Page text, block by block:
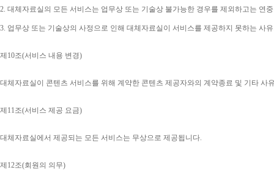
2. 대체자료실의 모든 서비스는 업무상 또는 기술상 불가능한 경우를 제외하고는 연
3. 업무상 또는 기술상의 사정으로 인해 대체자료실이 서비스를 제공하지 못하는 사
제 10조(서비스 내용 변경)
대체자료실이 콘텐츠 서비스를 위해 계약한 콘텐츠 제공자와의 계약종료 및 기타
제 11조(서비스 제공 요금)
대체자료실에서 제공되는 모든 서비스는 무상으로 제공됩니다.
제 12조(회원의 의무)